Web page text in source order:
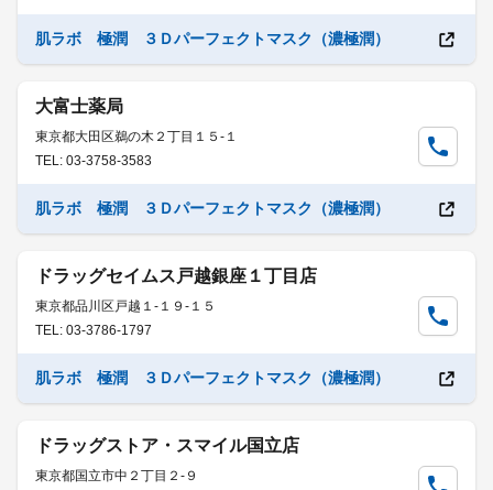
肌ラボ 極潤 ３Ｄパーフェクトマスク（濃極潤）
大富士薬局
東京都大田区鵜の木２丁目１５-１
TEL: 03-3758-3583
肌ラボ 極潤 ３Ｄパーフェクトマスク（濃極潤）
ドラッグセイムス戸越銀座１丁目店
東京都品川区戸越１-１９-１５
TEL: 03-3786-1797
肌ラボ 極潤 ３Ｄパーフェクトマスク（濃極潤）
ドラッグストア・スマイル国立店
東京都国立市中２丁目２-９